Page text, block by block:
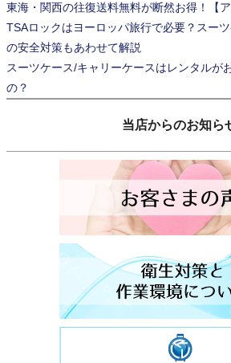
東海・関西の往復送料無料が断然お得！【ア
TSAロックはヨーロッパ旅行で必要？スー
の安全対策もあわせて解説
スーツケース/キャリーケースはレンタルが
の？
当店からのお知ら